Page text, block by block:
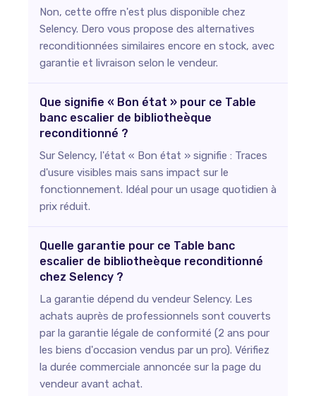
Non, cette offre n'est plus disponible chez
Selency. Dero vous propose des alternatives
reconditionnées similaires encore en stock, avec
garantie et livraison selon le vendeur.
Que signifie « Bon état » pour ce Table
banc escalier de bibliotheèque
reconditionné ?
Sur Selency, l'état « Bon état » signifie : Traces
d'usure visibles mais sans impact sur le
fonctionnement. Idéal pour un usage quotidien à
prix réduit.
Quelle garantie pour ce Table banc
escalier de bibliotheèque reconditionné
chez Selency ?
La garantie dépend du vendeur Selency. Les
achats auprès de professionnels sont couverts
par la garantie légale de conformité (2 ans pour
les biens d'occasion vendus par un pro). Vérifiez
la durée commerciale annoncée sur la page du
vendeur avant achat.